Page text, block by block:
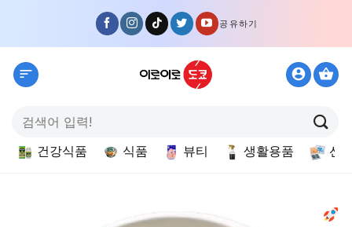
content
공유하기
색:
건강식품 식품 뷰티 생활용품 선